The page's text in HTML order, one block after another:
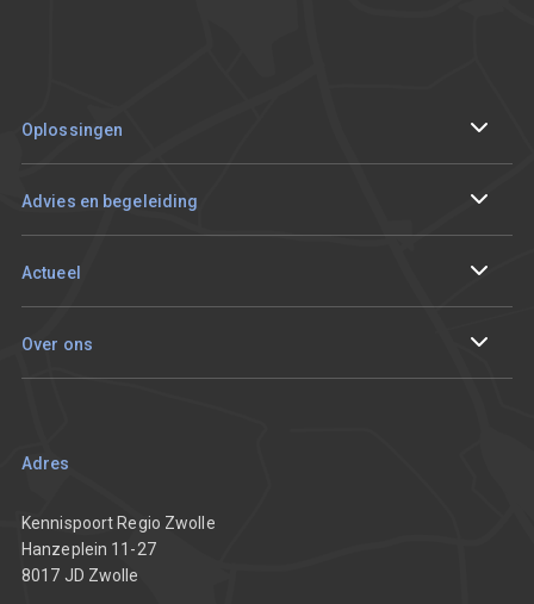
Oplossingen
Digitaliseren
Advies en begeleiding
Aan de slag met mijn vraagstuk
Actueel
Over ons
Team
Partners
Vacatures
Adres
Kennispoort Regio Zwolle
Hanzeplein 11-27
8017 JD Zwolle